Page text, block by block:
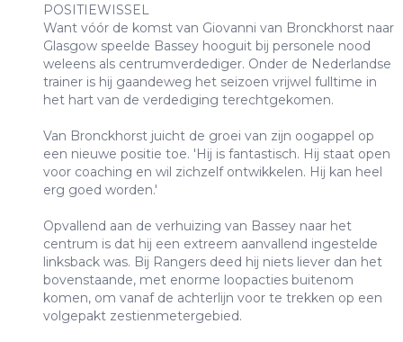
POSITIEWISSEL
Want vóór de komst van Giovanni van Bronckhorst naar
Glasgow speelde Bassey hooguit bij personele nood
weleens als centrumverdediger. Onder de Nederlandse
trainer is hij gaandeweg het seizoen vrijwel fulltime in
het hart van de verdediging terechtgekomen.
Van Bronckhorst juicht de groei van zijn oogappel op
een nieuwe positie toe. 'Hij is fantastisch. Hij staat open
voor coaching en wil zichzelf ontwikkelen. Hij kan heel
erg goed worden.'
Opvallend aan de verhuizing van Bassey naar het
centrum is dat hij een extreem aanvallend ingestelde
linksback was. Bij Rangers deed hij niets liever dan het
bovenstaande, met enorme loopacties buitenom
komen, om vanaf de achterlijn voor te trekken op een
volgepakt zestienmetergebied.